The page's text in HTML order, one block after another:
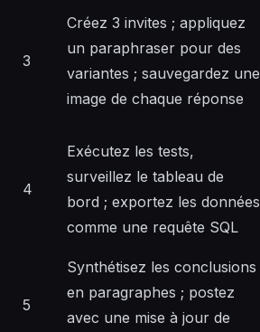
3
Créez 3 invites ; appliquez
un paraphraser pour des
variantes ; sauvegardez une
image de chaque réponse
4
Exécutez les tests,
surveillez le tableau de
bord ; exportez les données
comme une requête SQL
5
Synthétisez les conclusions
en paragraphes ; postez
avec une mise à jour de